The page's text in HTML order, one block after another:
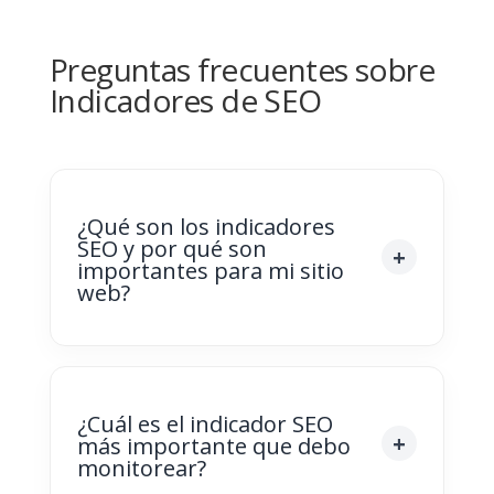
Preguntas frecuentes sobre
Indicadores de SEO
¿Qué son los indicadores
SEO y por qué son
importantes para mi sitio
web?
¿Cuál es el indicador SEO
más importante que debo
monitorear?